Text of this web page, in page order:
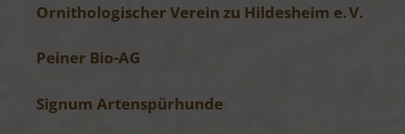
Ornithologischer Verein zu Hildesheim e. V.
Peiner Bio-AG
Signum Artenspürhunde